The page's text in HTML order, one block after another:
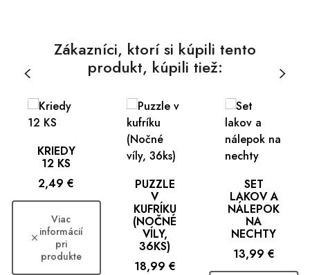
Zákazníci, ktorí si kúpili tento
produkt, kúpili tiež:
KRIEDY
12 KS
Cena
2,49 €
Viac
informácií
pri
produkte
PUZZLE
V
KUFRÍKU
(NOČNÉ
VÍLY,
36KS)
Cena
18,99 €
SET
LAKOV A
NÁLEPOK
NA
NECHTY
Cena
13,99 €